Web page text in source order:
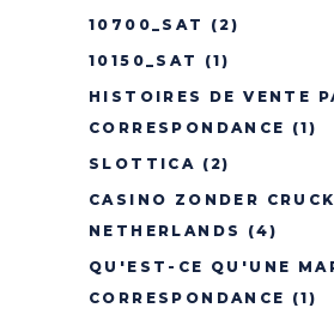
10700_SAT
(2)
10150_SAT
(1)
HISTOIRES DE VENTE
CORRESPONDANCE (1)
SLOTTICA (2)
CASINO ZONDER
NETHERLANDS
(4)
QU'EST-CE QU'UNE
CORRESPONDANCE (1)